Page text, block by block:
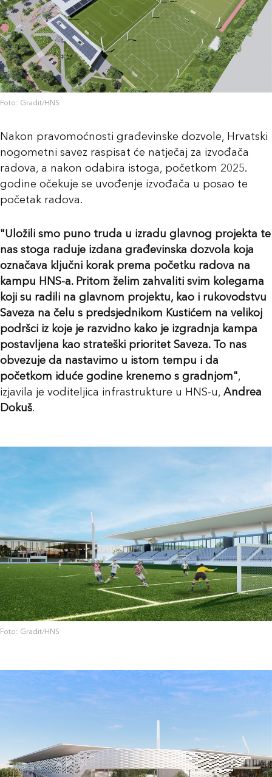
Foto: Gradit/HNS
Nakon pravomoćnosti građevinske dozvole, Hrvatski
nogometni savez raspisat će natječaj za izvođača
radova, a nakon odabira istoga, početkom 2025.
godine očekuje se uvođenje izvođača u posao te
početak radova.
"Uložili smo puno truda u izradu glavnog projekta te
nas stoga raduje izdana građevinska dozvola koja
označava ključni korak prema početku radova na
kampu HNS-a. Pritom želim zahvaliti svim kolegama
koji su radili na glavnom projektu, kao i rukovodstvu
Saveza na čelu s predsjednikom Kustićem na velikoj
podršci iz koje je razvidno kako je izgradnja kampa
postavljena kao strateški prioritet Saveza. To nas
obvezuje da nastavimo u istom tempu i da
početkom iduće godine krenemo s gradnjom",
izjavila je voditeljica infrastrukture u HNS-u, Andrea
Dokuš.
Foto: Gradit/HNS